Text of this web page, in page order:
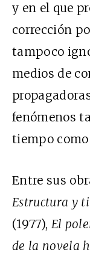
y en el que
corrección
tampoco
medios de
fenómenos
tiempo
Entre sus
Estructura y
(1977), El
de la novela